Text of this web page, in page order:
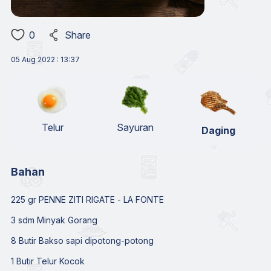
0 Share
05 Aug 2022 : 13:37
Daging
Telur Sayuran
Bahan
225 gr PENNE ZITI RIGATE - LA FONTE
3 sdm Minyak Gorang
8 Butir Bakso sapi dipotong-potong
1 Butir Telur Kocok